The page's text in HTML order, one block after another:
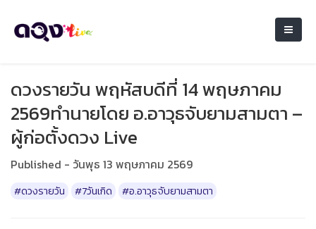
ดวงรายวัน พฤหัสบดีที่ 14 พฤษภาคม
2569ทำนายโดย อ.อาวุธจับยามสามตา –
ผู้ก่อตั้งดวง Live
Published - วันพุธ 13 พฤษภาคม 2569
#ดวงรายวัน #7วันเกิด #อ.อาวุธจับยามสามตา